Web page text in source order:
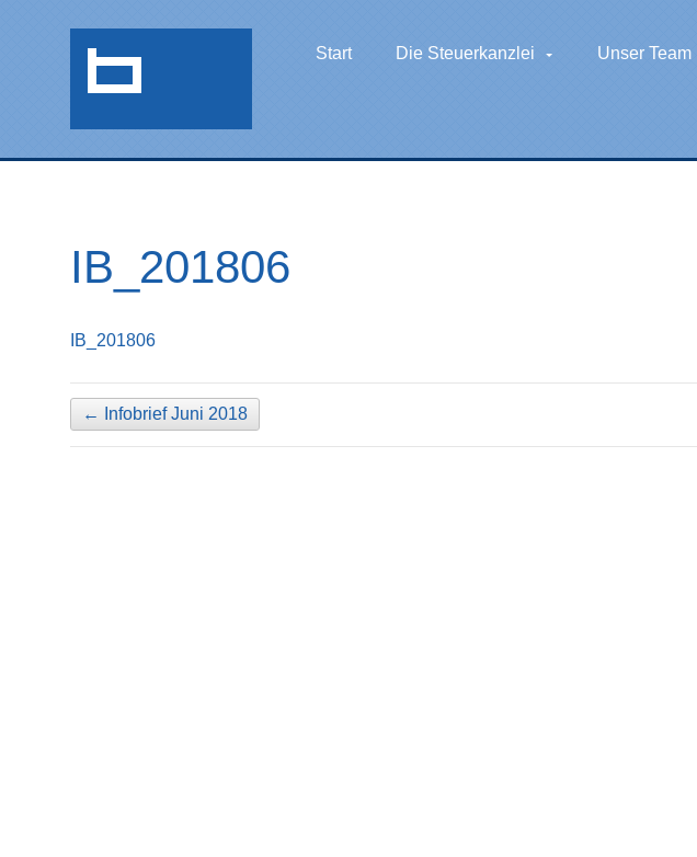
Start Die Steuerkanzlei Unser Team
IB_201806
IB_201806
← Infobrief Juni 2018